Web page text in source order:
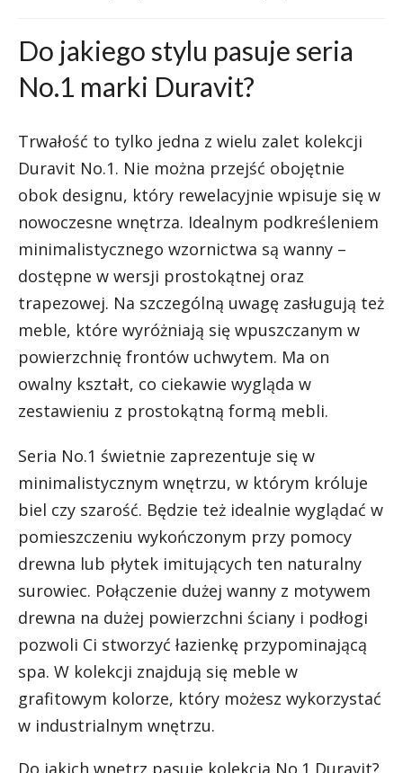
Do jakiego stylu pasuje seria
No.1 marki Duravit?
Trwałość to tylko jedna z wielu zalet kolekcji
Duravit No.1. Nie można przejść obojętnie
obok designu, który rewelacyjnie wpisuje się w
nowoczesne wnętrza. Idealnym podkreśleniem
minimalistycznego wzornictwa są wanny –
dostępne w wersji prostokątnej oraz
trapezowej. Na szczególną uwagę zasługują też
meble, które wyróżniają się wpuszczanym w
powierzchnię frontów uchwytem. Ma on
owalny kształt, co ciekawie wygląda w
zestawieniu z prostokątną formą mebli.
Seria No.1 świetnie zaprezentuje się w
minimalistycznym wnętrzu, w którym króluje
biel czy szarość. Będzie też idealnie wyglądać w
pomieszczeniu wykończonym przy pomocy
drewna lub płytek imitujących ten naturalny
surowiec. Połączenie dużej wanny z motywem
drewna na dużej powierzchni ściany i podłogi
pozwoli Ci stworzyć łazienkę przypominającą
spa. W kolekcji znajdują się meble w
grafitowym kolorze, który możesz wykorzystać
w industrialnym wnętrzu.
Do jakich wnętrz pasuje kolekcja No.1 Duravit?